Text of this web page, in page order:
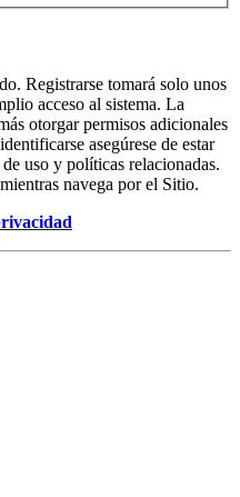
Registrarse tomará solo unos
acceso al sistema. La
otorgar permisos adicionales
asegúrese de estar
uso y políticas relacionadas.
navega por el Sitio.